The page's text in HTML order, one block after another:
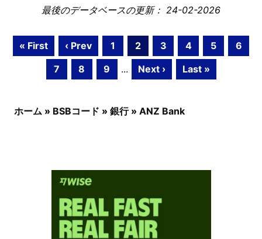
最後のデータベースの更新： 24-02-2026
« First ‹ Prev 1 2 3 4 5
6
7
8 9 ... Next › Last »
ホーム » BSBコード » 銀行» ANZ Bank